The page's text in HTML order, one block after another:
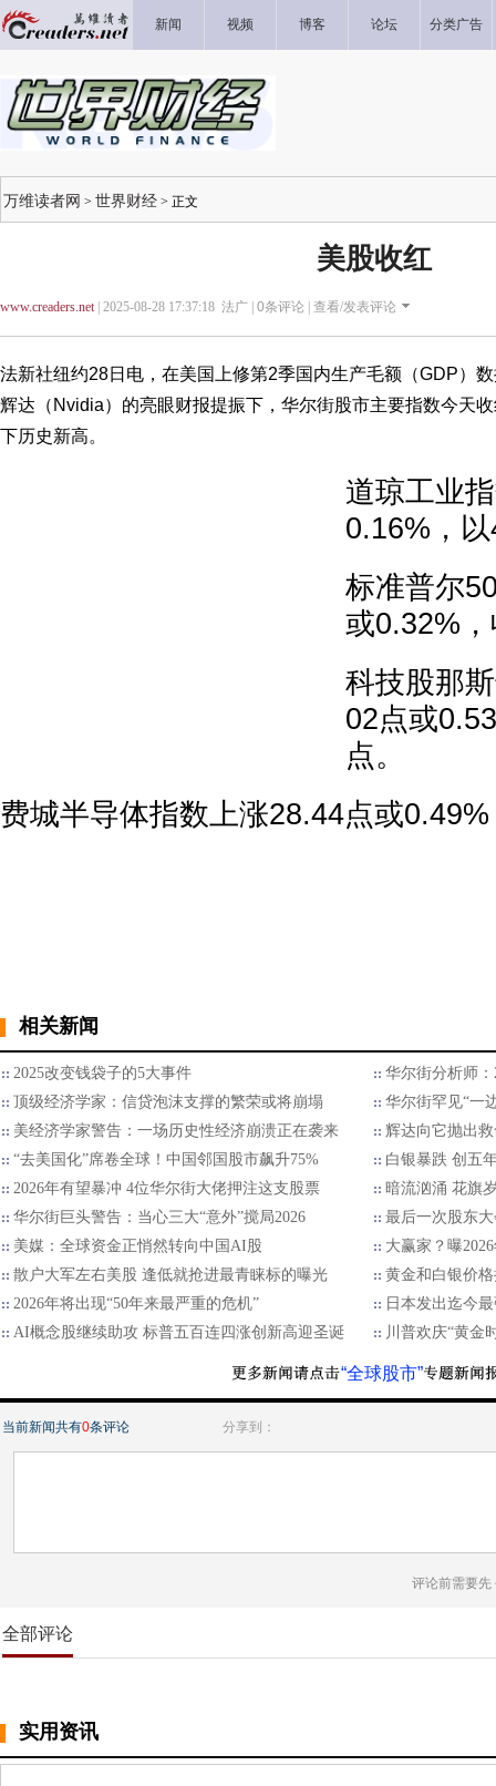
新闻 视频 博客 论坛 分类广告
万维读者网 > 世界财经 > 正文
美股收红
www.creaders.net| 2025-08-28 17:37:18 法广 | 0条评论 | 查看/发表评论
法新社纽约28日电，在美国上修第2季国内生产毛额（GDP）
辉达（Nvidia）的亮眼财报提振下，华尔街股市主要指数今天
下历史新高。
道琼工业
0.16%，
标准普尔
或0.32%
科技股那
02点或
点。
费城半导体指数上涨28.44点或
相关新闻
2025改变钱袋子的5大事件
华尔街分析师
顶级经济学家：信贷泡沫支撑的繁荣或将崩塌
华尔街罕见“一
美经济学家警告：一场历史性经济崩溃正在袭来
辉达向它抛出
“去美国化”席卷全球！中国邻国股市飙升75%
白银暴跌 创五
2026年有望暴冲 4位华尔街大佬押注这支股票
暗流汹涌 花旗
华尔街巨头警告：当心三大“意外”搅局2026
最后一次股东
美媒：全球资金正悄然转向中国AI股
大赢家？曝
散户大军左右美股 逢低就抢进最青睐标的曝光
黄金和白银价
2026年将出现“50年来最严重的危机”
日本发出迄今
AI概念股继续助攻 标普五百连四涨创新高迎圣诞
川普欢庆“黄金
“全球股市”
当前新闻共有0条评论 分享到：
评论前需要先
全部评论
实用资讯